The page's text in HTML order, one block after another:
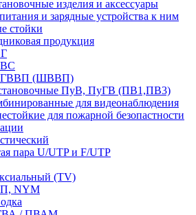
изделия и аксессуары
и зарядные устройства к ним
стойки
продукция
(ШВВП)
ПуВ, ПуГВ (ПВ1,ПВ3)
для видеонаблюдения
для пожарной безопастности
пара U/UTP и F/UTP
(TV)
NYM